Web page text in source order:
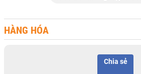
HÀNG HÓA
Chia sẻ